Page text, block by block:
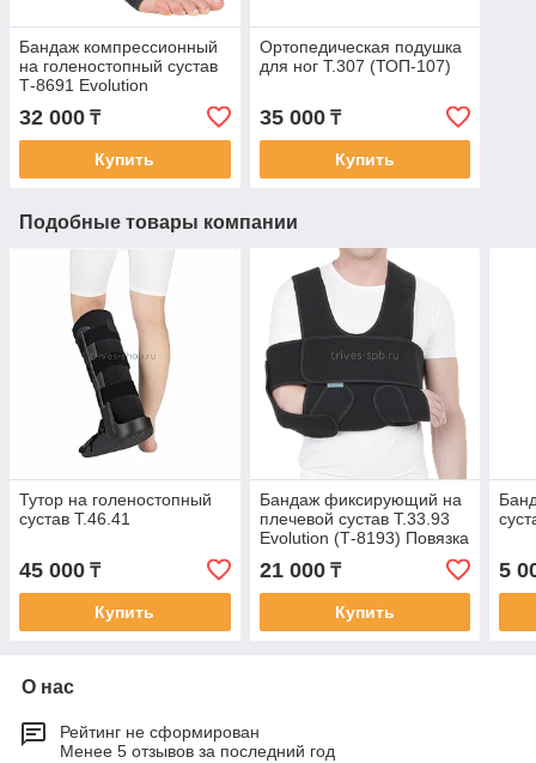
Бандаж компрессионный
на голеностопный сустав
Т-8691 Evolution
32 000 ₸
Купить
Ортопедическая подушка
для ног Т.307 (ТОП-107)
35 000₸
Купить
Подобные товары компании
Тутор на голеностопный
сустав Т.46.41
45 000 ₸
Купить
Бандаж фиксирующий на
плечевой сустав Т.33.93
Evolution (Т-8193) Повязка
21 000₸
Купить
5
О нас
Рейтинг не сформирован
Менее 5 отзывов за последний год